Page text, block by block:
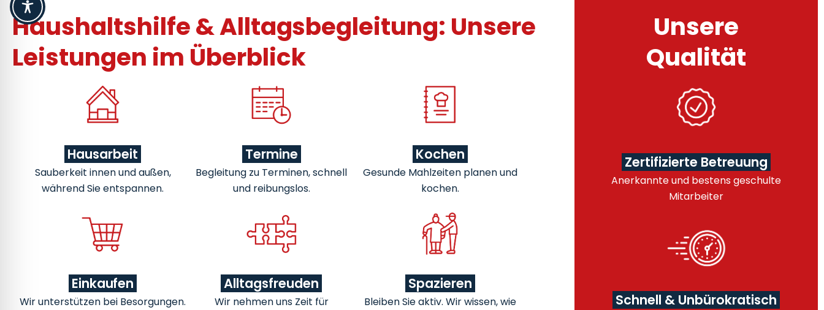
Haushaltshilfe & Alltagsbegleitung: Unsere
Leistungen im Überblick
Hausarbeit
Sauberkeit innen und außen,
während Sie entspannen.
Termine
Begleitung zu Terminen, schnell
und reibungslos.
Kochen
Gesunde Mahlzeiten planen und
kochen.
Einkaufen
Wir unterstützen bei Besorgungen.
Alltagsfreuden
Wir nehmen uns Zeit für
Spazieren
Bleiben Sie aktiv. Wir wissen, wie
Unsere
Qualität
Zertifizierte Betreuung
Anerkannte und bestens geschulte
Mitarbeiter
Schnell & Unbürokratisch